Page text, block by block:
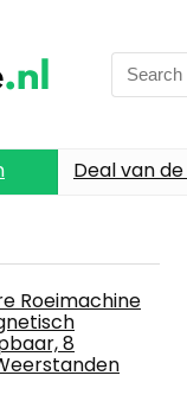
Search
for:
Deal van
Roeimachine
8